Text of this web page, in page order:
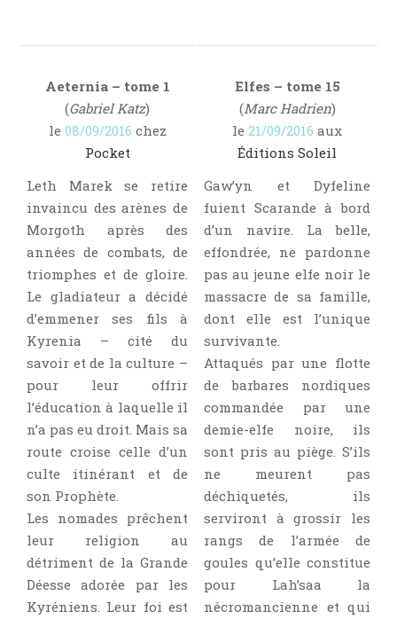
Aeternia – tome 1
(Gabriel Katz)
le 08/09/2016 chez
Pocket
Leth Marek se retire
invaincu des arènes de
Morgoth après des
années de combats, de
triomphes et de gloire.
Le gladiateur a décidé
d’emmener ses fils à
Kyrenia – cité du
savoir et de la culture –
pour leur offrir
l’éducation à laquelle il
n’a pas eu droit. Mais sa
route croise celle d’un
culte itinérant et de
son Prophète.
Les nomades prêchent
leur religion au
détriment de la Grande
Déesse adorée par les
Kyréniens. Leur foi est
Elfes – tome 15
(Marc Hadrien)
le 21/09/2016 aux
Éditions Soleil
Gaw’yn et Dyfeline
fuient Scarande à bord
d’un navire. La belle,
effondrée, ne pardonne
pas au jeune elfe noir le
massacre de sa famille,
dont elle est l’unique
survivante.
Attaqués par une flotte
de barbares nordiques
commandée par une
demie-elfe noire, ils
sont pris au piège. S’ils
ne meurent pas
déchiquetés, ils
serviront à grossir les
rangs de l’armée de
goules qu’elle constitue
pour Lah’saa la
nécromancienne et qui